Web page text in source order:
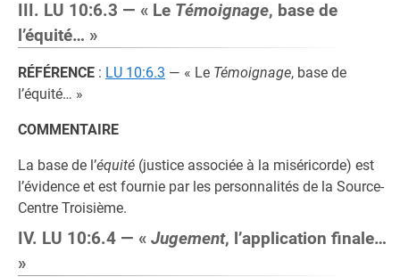
III. LU 10:6.3 — « Le Témoignage, base de
l’équité… »
RÉFÉRENCE : LU 10:6.3 — « Le Témoignage, base de
l’équité… »
COMMENTAIRE
La base de l’équité (justice associée à la miséricorde) est
l’évidence et est fournie par les personnalités de la Source-
Centre Troisième.
IV. LU 10:6.4 — « Jugement, l’application finale…
»